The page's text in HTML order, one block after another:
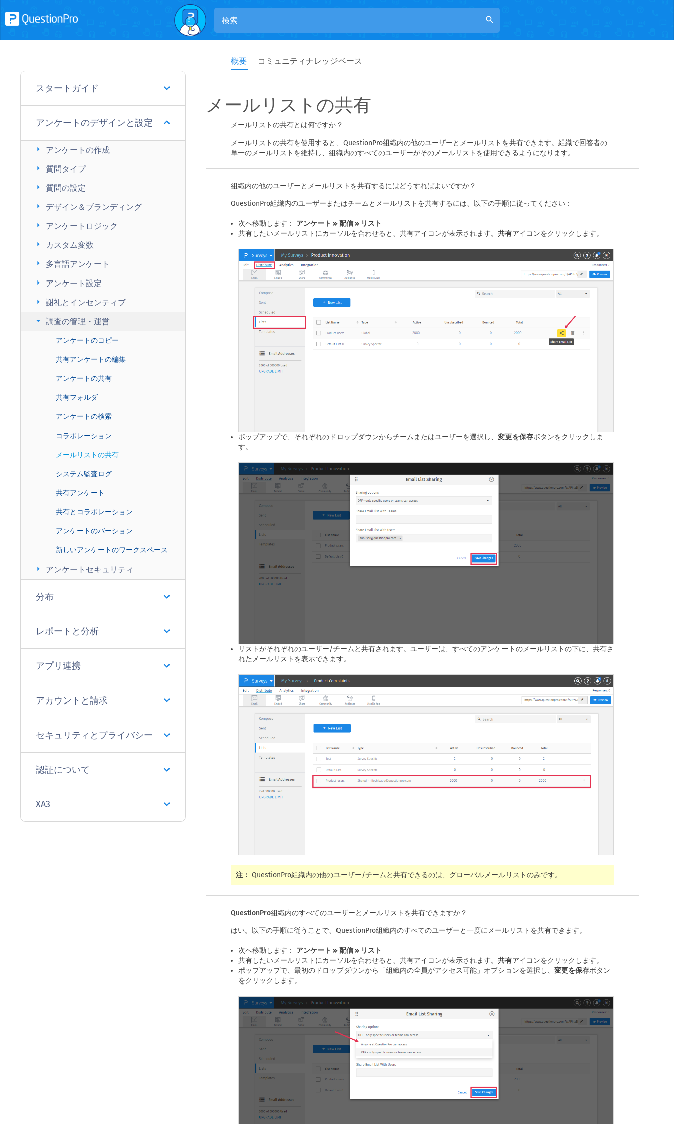
search
概要 コミュニティナレッジベース
スタートガイド
アンケートのデザインと設定
アンケートの作成
arrow_right
質問タイプ
arrow_right
質問の設定
arrow_right
デザイン＆ブランディング
arrow_right
アンケートロジック
arrow_right
カスタム変数
arrow_right
多言語アンケート
arrow_right
アンケート設定
arrow_right
謝礼とインセンティブ
arrow_right
調査の管理・運営
arrow_right
アンケートのコピー
共有アンケートの編集
アンケートの共有
共有フォルダ
アンケートの検索
コラボレーション
メールリストの共有
システム監査ログ
共有アンケート
共有とコラボレーション
アンケートのバーション
新しいアンケートのワークスペース
アンケートセキュリティ
arrow_right
分布
レポートと分析
アプリ連携
アカウントと請求
セキュリティとプライバシー
認証について
XA3
メールリストの共有
メールリストの共有とは何ですか？
メールリストの共有を使用すると、QuestionPro組織内の他のユーザーとメールリストを共有できます。組織で回答者の
単一のメールリストを維持し、組織内のすべてのユーザーがそのメールリストを使用できるようになります。
組織内の他のユーザーとメールリストを共有するにはどうすればよいですか？
QuestionPro組織内のユーザーまたはチームとメールリストを共有するには、以下の手順に従ってください：
次へ移動します： アンケート » 配信 » リスト
共有したいメールリストにカーソルを合わせると、共有アイコンが表示されます。 共有アイコンをクリックします。
ポップアップで、それぞれのドロップダウンからチームまたはユーザーを選択し、 変更を保存ボタンをクリックしま
す。
リストがそれぞれのユーザー/チームと共有されます。ユーザーは、すべてのアンケートのメールリストの下に、共有さ
れたメールリストを表示できます。
注： QuestionPro組織内の他のユーザー/チームと共有できるのは、グローバルメールリストのみです。
QuestionPro組織内のすべてのユーザーとメールリストを共有できますか？
はい。以下の手順に従うことで、QuestionPro組織内のすべてのユーザーと一度にメールリストを共有できます。
次へ移動します： アンケート » 配信 » リスト
共有したいメールリストにカーソルを合わせると、共有アイコンが表示されます。 共有アイコンをクリックします。
ポップアップで、最初のドロップダウンから「組織内の全員がアクセス可能」オプションを選択し、 変更を保存ボタン
をクリックします。